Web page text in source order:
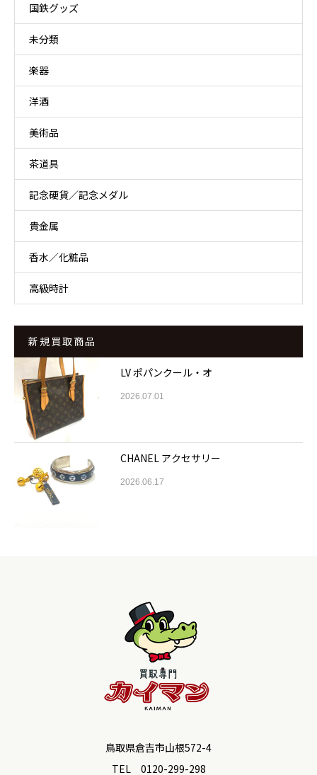
国鉄グッズ
未分類
楽器
洋酒
美術品
茶道具
記念硬貨／記念メダル
貴金属
香水／化粧品
高級時計
新規買取商品
LV ポパンクール・オ
2026.07.01
CHANEL アクセサリー
2026.06.17
鳥取県倉吉市山根572-4
TEL 0120-299-298